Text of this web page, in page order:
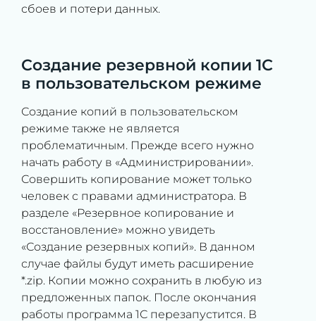
сбоев и потери данных.
Создание резервной копии 1С
в пользовательском режиме
Создание копий в пользовательском
режиме также не является
проблематичным. Прежде всего нужно
начать работу в «Администрировании».
Совершить копирование может только
человек с правами администратора. В
разделе «Резервное копирование и
восстановление» можно увидеть
«Создание резервных копий». В данном
случае файлы будут иметь расширение
*.zip. Копии можно сохранить в любую из
предложенных папок. После окончания
работы программа 1С перезапустится. В